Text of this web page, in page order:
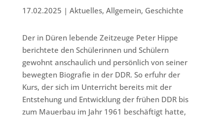
17.02.2025 | Aktuelles, Allgemein, Geschichte
Der in Düren lebende Zeitzeuge Peter Hippe
berichtete den Schülerinnen und Schülern
gewohnt anschaulich und persönlich von seiner
bewegten Biografie in der DDR. So erfuhr der
Kurs, der sich im Unterricht bereits mit der
Entstehung und Entwicklung der frühen DDR bis
zum Mauerbau im Jahr 1961 beschäftigt hatte,